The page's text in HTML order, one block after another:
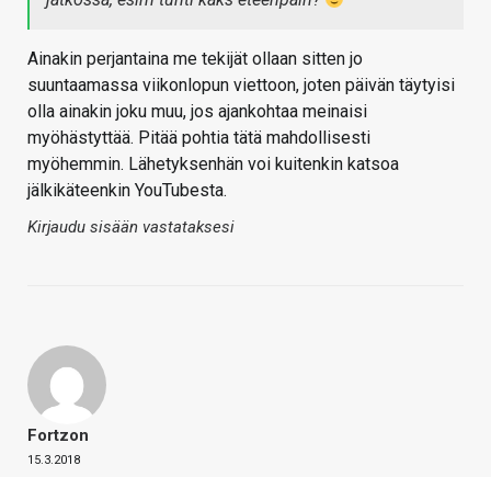
Ainakin perjantaina me tekijät ollaan sitten jo
suuntaamassa viikonlopun viettoon, joten päivän täytyisi
olla ainakin joku muu, jos ajankohtaa meinaisi
myöhästyttää. Pitää pohtia tätä mahdollisesti
myöhemmin. Lähetyksenhän voi kuitenkin katsoa
jälkikäteenkin YouTubesta.
Kirjaudu sisään vastataksesi
Fortzon
15.3.2018